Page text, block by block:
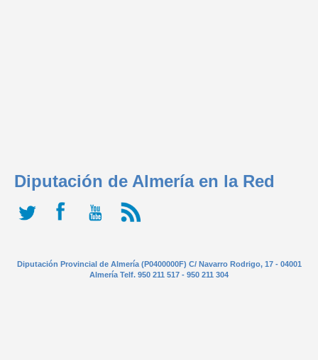
Diputación de Almería en la Red
Diputación Provincial de Almería (P0400000F) C/ Navarro Rodrigo, 17 - 04001
Almería Telf. 950 211 517 - 950 211 304